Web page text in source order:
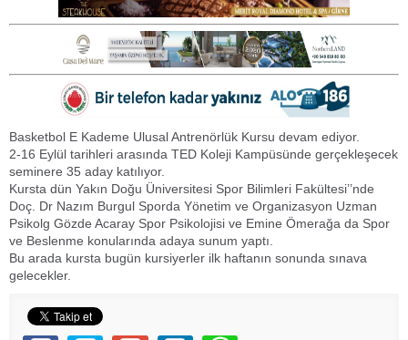
Basketbol E Kademe Ulusal Antrenörlük Kursu devam ediyor.
2-16 Eylül tarihleri arasında TED Koleji Kampüsünde gerçekleşecek
seminere 35 aday katılıyor.
Kursta dün Yakın Doğu Üniversitesi Spor Bilimleri Fakültesi’’nde
Doç. Dr Nazım Burgul Sporda Yönetim ve Organizasyon Uzman
Psikolg Gözde Acaray Spor Psikolojisi ve Emine Ömerağa da Spor
ve Beslenme konularında adaya sunum yaptı.
Bu arada kursta bugün kursiyerler ilk haftanın sonunda sınava
gelecekler.